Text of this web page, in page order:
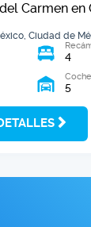
Carmen en
Ciudad de
4
5